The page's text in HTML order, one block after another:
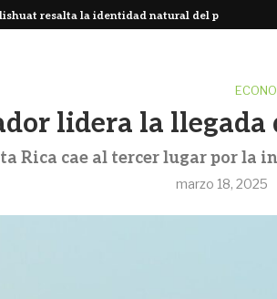
resalta la identidad natural del país...
lidera la
Rica cae al tercer lugar por la
marzo 18, 2025